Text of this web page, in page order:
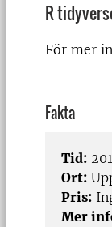
R
För mer
Fakta
Tid:
Ort:
Pris:
Mer